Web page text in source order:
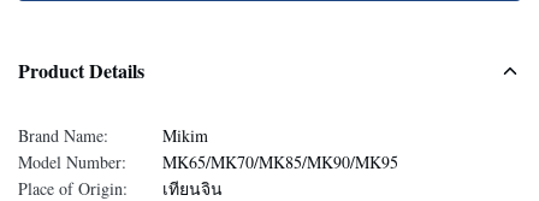
Product Details
Brand Name:
Mikim
Model Number:
MK65/MK70/MK85/MK90/MK95
Place of Origin:
เทียนจิน